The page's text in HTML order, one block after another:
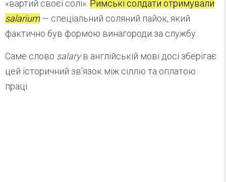
«вартий своєї солі». Римські солдати отримували
salarium— спеціальний соляний пайок, який
фактично був формою винагороди за службу.
Саме слово salaryв англійській мові досі зберігає
цей історичний зв’язок між сіллю та оплатою
праці.